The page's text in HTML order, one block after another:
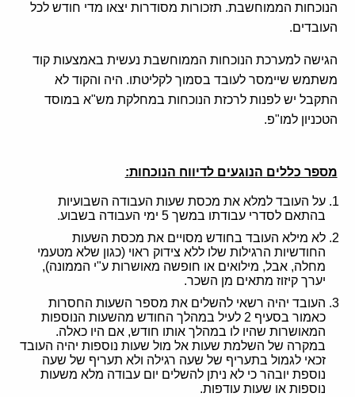
לוח משרות
English
הנוכחות הממוחשבת. תזכורות מסודרות יצאו מדי חודש לכל
העובדים.
הגישה למערכת הנוכחות הממוחשבת נעשית באמצעות קוד
משתמש שיימסר לעובד בסמוך לקליטתו. היה והקוד לא
התקבל יש לפנות לרכזת הנוכחות במחלקת מש"א במוסד
הטכניון למו"פ.
מספר כללים הנוגעים לדיווח הנוכחות:
על העובד למלא את מכסת שעות העבודה השבועיות
בהתאם לסדרי עבודתו במשך 5 ימי העבודה בשבוע.
לא מילא העובד בחודש מסויים את מכסת השעות
החודשיות הרגילות שלו ללא צידוק ראוי (כגון שלא מטעמי
מחלה, אבל, מילואים או חופשה מאושרות ע"י הממונה),
יערך קיזוז מתאים מן השכר.
העובד יהיה רשאי להשלים את מספר השעות החסרות
כאמור בסעיף 2 לעיל במהלך החודש מהשעות הנוספות
המאושרות שהיו לו במהלך אותו חודש, אם היו כאלה.
במקרה של השלמת שעות אל מול שעות נוספות יהיה העובד
זכאי לגמול בתעריף של שעה רגילה ולא תעריף של שעה
נוספת יובהר כי לא ניתן להשלים יום עבודה מלא משעות
נוספות או שעות עודפות.